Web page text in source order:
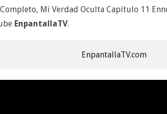
Mi Verdad Oculta Capítulo 11
EnpantallaTV.
EnpantallaTV.com